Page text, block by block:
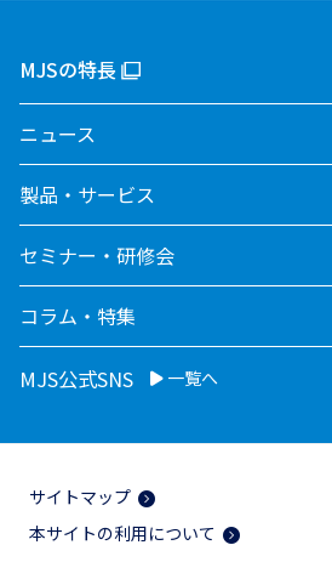
MJSの特長
ニュース
製品・サービス
セミナー・研修会
コラム・特集
MJS公式SNS 一覧へ
サイトマップ
本サイトの利用について